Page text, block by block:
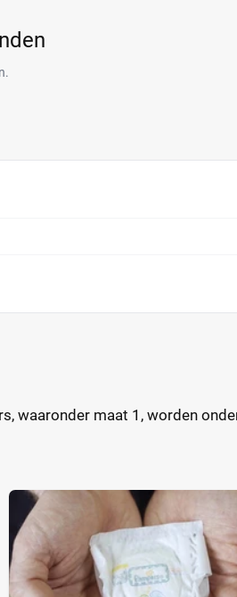
waaronder maat 1, worden